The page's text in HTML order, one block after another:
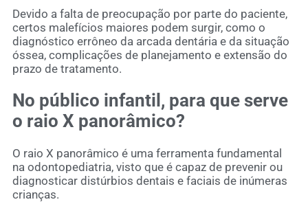
Devido a falta de preocupação por parte do paciente,
certos malefícios maiores podem surgir, como o
diagnóstico errôneo da arcada dentária e da situação
óssea, complicações de planejamento e extensão do
prazo de tratamento.
No público infantil, para que serve
o raio X panorâmico?
O raio X panorâmico é uma ferramenta fundamental
na odontopediatria, visto que é capaz de prevenir ou
diagnosticar distúrbios dentais e faciais de inúmeras
crianças.